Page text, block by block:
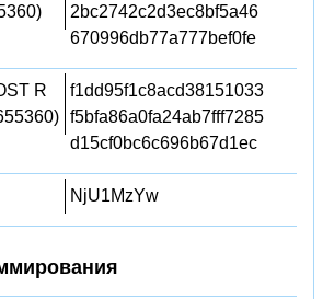
2bc2742c2d3ec8bf5a46
670996db77a777bef0fe
R
f1dd95f1c8acd38151033
f5bfa86a0fa24ab7fff7285
d15cf0bc6c696b67d1ec
NjU1MzYw